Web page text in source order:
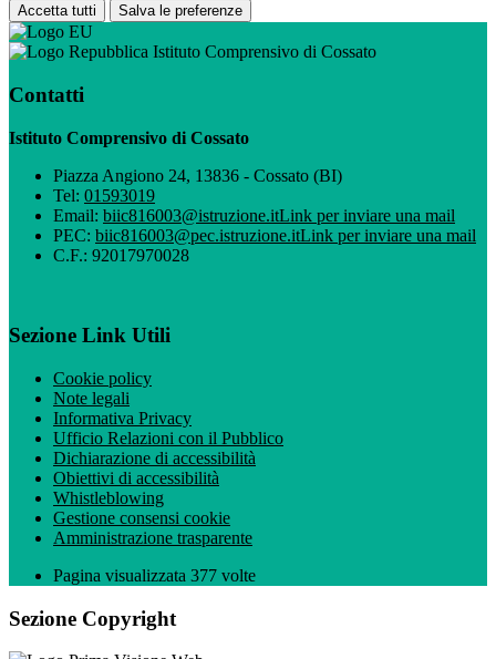
Accetta tutti Salva le preferenze
Istituto Comprensivo di Cossato
Contatti
Istituto Comprensivo di Cossato
Piazza Angiono 24, 13836 - Cossato (BI)
Tel: 01593019
Email: biic816003@istruzione.itLink per inviare una mail
PEC: biic816003@pec.istruzione.itLink per inviare una mail
C.F.: 92017970028
Sezione Link Utili
Cookie policy
Note legali
Informativa Privacy
Ufficio Relazioni con il Pubblico
Dichiarazione di accessibilità
Obiettivi di accessibilità
Whistleblowing
Gestione consensi cookie
Amministrazione trasparente
Pagina visualizzata 377 volte
Sezione Copyright